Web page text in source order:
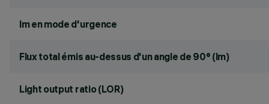
lm en mode d'urgence
Flux total émis au-dessus d'un angle de 90° (lm)
Light output ratio (LOR)